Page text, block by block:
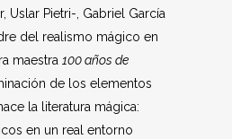
Uslar Pietri-, Gabriel García
del realismo mágico en
maestra 100 años de
de los elementos
la literatura mágica:
en un real entorno